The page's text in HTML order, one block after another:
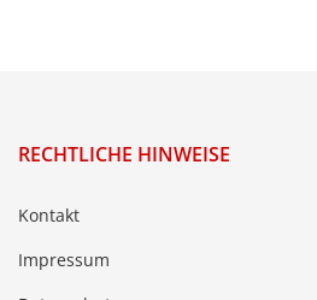
RECHTLICHE HINWEISE
Kontakt
Impressum